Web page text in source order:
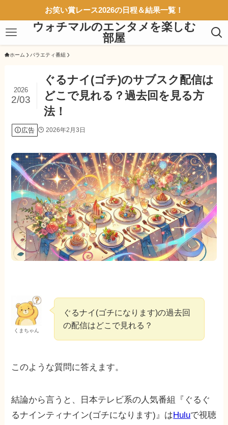
お笑い賞レース2026の日程＆結果一覧！
ウォチマルのエンタメを楽しむ
部屋
ホーム バラエティ番組
ぐるナイ(ゴチ)のサブスク配信は
どこで見れる？過去回を見る方
法！
2026
2/03
広告 2026年2月3日
くまちゃん
ぐるナイ(ゴチになります)の過去回
の配信はどこで見れる？
このような質問に答えます。
結論から言うと、日本テレビ系の人気番組『ぐるぐ
るナインティナイン(ゴチになります)』はHuluで視聴